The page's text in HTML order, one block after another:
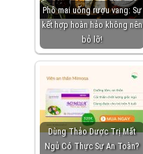
Phô mai uống rượu vang: Sự
kết hợp hoàn hảo không nên
bỏ lỡ!
Dùng Thảo Dược Trị Mất
Ngủ Có Thực Sự An Toàn?